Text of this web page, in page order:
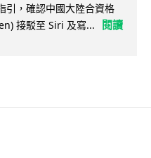
引，確認中國大陸合資格
接駁至 Siri 及寫...
閱讀